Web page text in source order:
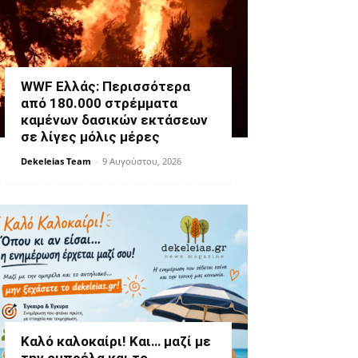
WWF Ελλάς: Περισσότερα
από 180.000 στρέμματα
καμένων δασικών εκτάσεων
σε λίγες μόλις μέρες
Dekeleias Team - 9 Αυγούστου, 2026
Καλό καλοκαίρι! Και… μαζί με